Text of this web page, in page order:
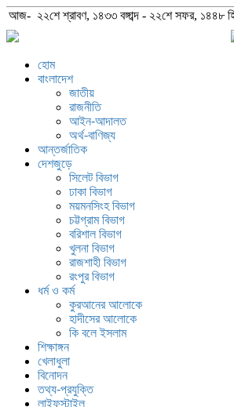
আজ- ২২শে শ্রাবণ, ১৪৩৩ বঙ্গাব্দ - ২২শে সফর, ১৪৪৮
হোম
বাংলাদেশ
জাতীয়
রাজনীতি
আইন-আদালত
অর্থ-বাণিজ্য
আন্তর্জাতিক
দেশজুড়ে
সিলেট বিভাগ
ঢাকা বিভাগ
ময়মনসিংহ বিভাগ
চট্টগ্রাম বিভাগ
বরিশাল বিভাগ
খুলনা বিভাগ
রাজশাহী বিভাগ
রংপুর বিভাগ
ধর্ম ও কর্ম
কুরআনের আলোকে
হাদীসের আলোকে
কি বলে ইসলাম
শিক্ষাঙ্গন
খেলাধুলা
বিনোদন
তথ্য-প্রযুক্তি
লাইফস্টাইল